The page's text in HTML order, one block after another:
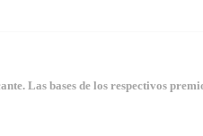
Las bases de los respectivos